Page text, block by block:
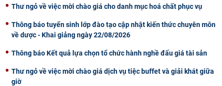
Thư ngỏ về việc mời chào giá cho danh mục hoá chất phục vụ
Thông báo tuyển sinh lớp đào tạo cập nhật kiến thức chuyên môn
về dược - Khai giảng ngày 22/08/2026
Thông báo Kết quả lựa chọn tổ chức hành nghề đấu giá tài sản
Thư ngỏ về việc mời chào giá dịch vụ tiệc buffet và giải khát giữa
giờ